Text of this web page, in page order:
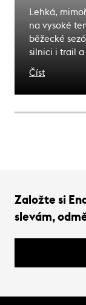
Lehká,
na vysoké
běžecké
silnici i trail a
už dávno
kolekci Swix
Endorphin
Číst
Založte si
slevám,